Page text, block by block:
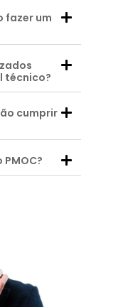
fazer um
técnico?
cumprir